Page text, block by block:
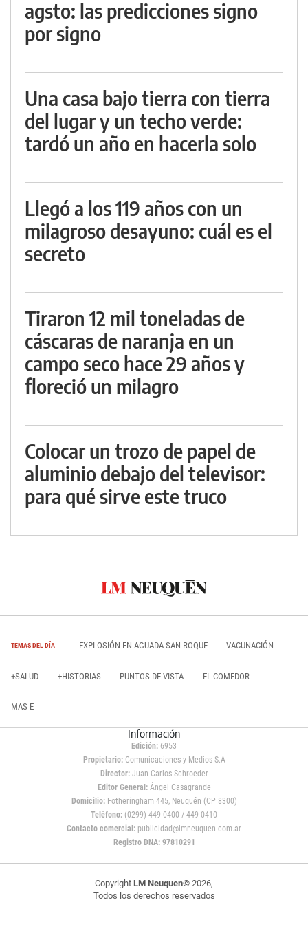
agsto: las predicciones signo
por signo
Una casa bajo tierra con tierra
del lugar y un techo verde:
tardó un año en hacerla solo
Llegó a los 119 años con un
milagroso desayuno: cuál es el
secreto
Tiraron 12 mil toneladas de
cáscaras de naranja en un
campo seco hace 29 años y
floreció un milagro
Colocar un trozo de papel de
aluminio debajo del televisor:
para qué sirve este truco
TEMAS DEL DÍA EXPLOSIÓN EN AGUADA SAN ROQUE VACUNACIÓN
+SALUD +HISTORIAS PUNTOS DE VISTA EL COMEDOR
MAS E
Información
Edición: 6953
Propietario:Comunicaciones y Medios S.A
Director: Juan Carlos Schroeder
Editor General:Ángel Casagrande
Domicilio:Fotheringham 445, Neuquén (CP 8300)
Teléfono: (0299) 449 0400 / 449 0410
Contacto comercial: publicidad@lmneuquen.com.ar
Registro DNA: 97810291
Copyright LM Neuquen© 2026,
Todos los derechos reservados